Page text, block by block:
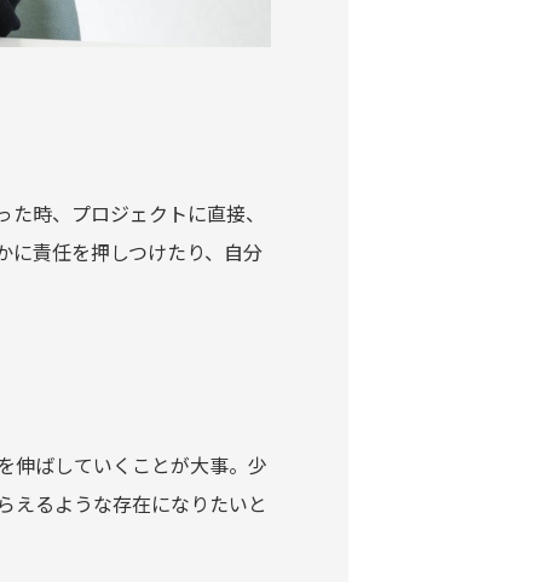
時、プロジェクトに直接、
に責任を押しつけたり、自分
伸ばしていくことが大事。少
えるような存在になりたいと